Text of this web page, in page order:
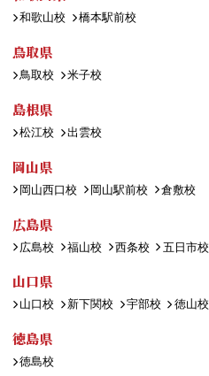
和歌山校 橋本駅前校
鳥取県
鳥取校 米子校
島根県
松江校 出雲校
岡山県
岡山西口校 岡山駅前校 倉敷校
広島県
広島校 福山校 西条校 五日市校
山口県
山口校 新下関校 宇部校 徳山校
徳島県
徳島校